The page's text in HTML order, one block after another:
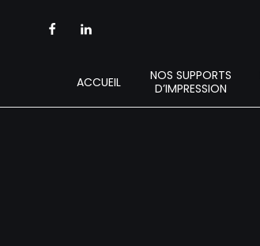
ACCUEIL
NOS SUPPORTS
D’IMPRESSION